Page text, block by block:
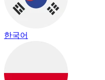
한국어